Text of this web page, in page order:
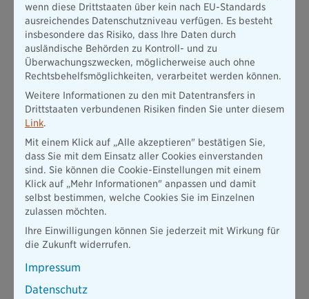
wenn diese Drittstaaten über kein nach EU-Standards
ausreichendes Datenschutzniveau verfügen. Es besteht
insbesondere das Risiko, dass Ihre Daten durch
ausländische Behörden zu Kontroll- und zu
Überwachungszwecken, möglicherweise auch ohne
Rechtsbehelfsmöglichkeiten, verarbeitet werden können.
Weitere Informationen zu den mit Datentransfers in
Drittstaaten verbundenen Risiken finden Sie unter diesem
Link.
Mit einem Klick auf „Alle akzeptieren" bestätigen Sie,
dass Sie mit dem Einsatz aller Cookies einverstanden
sind. Sie können die Cookie-Einstellungen mit einem
Klick auf „Mehr Informationen" anpassen und damit
selbst bestimmen, welche Cookies Sie im Einzelnen
zulassen möchten.
Ihre Einwilligungen können Sie jederzeit mit Wirkung für
die Zukunft widerrufen.
Impressum
Datenschutz